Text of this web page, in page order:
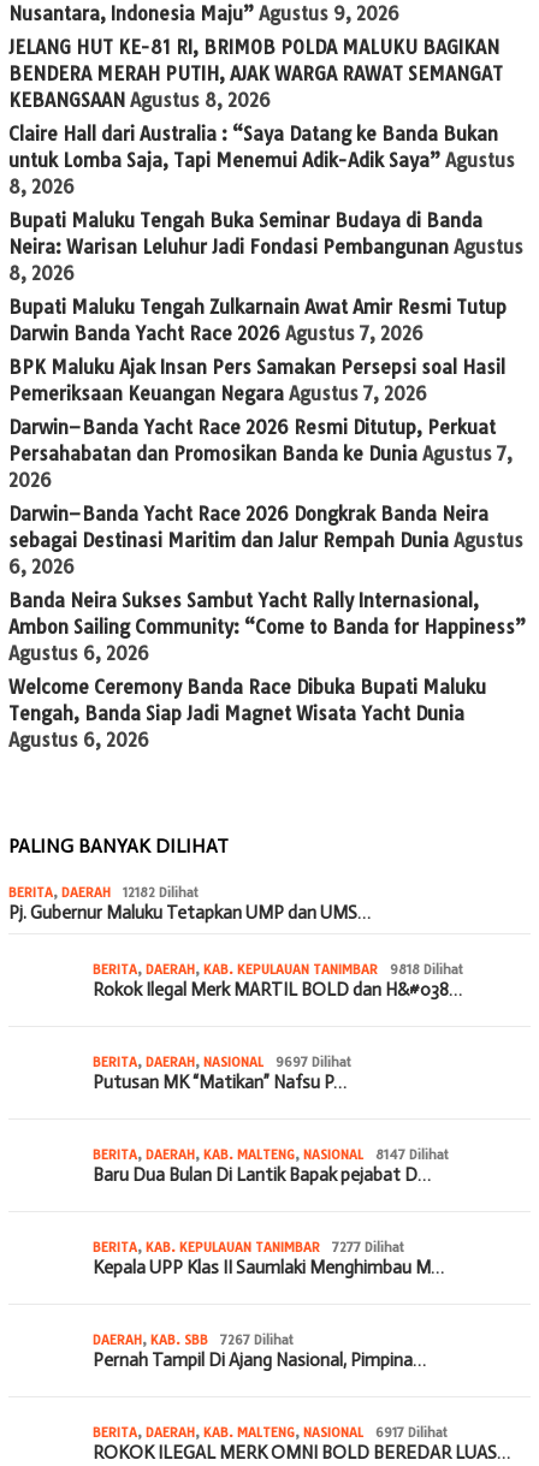
Nusantara, Indonesia Maju” Agustus 9, 2026
JELANG HUT KE-81 RI, BRIMOB POLDA MALUKU BAGIKAN
BENDERA MERAH PUTIH, AJAK WARGA RAWAT SEMANGAT
KEBANGSAAN Agustus 8, 2026
Claire Hall dari Australia : “Saya Datang ke Banda Bukan
untuk Lomba Saja, Tapi Menemui Adik-Adik Saya” Agustus
8, 2026
Bupati Maluku Tengah Buka Seminar Budaya di Banda
Neira: Warisan Leluhur Jadi Fondasi Pembangunan Agustus
8, 2026
Bupati Maluku Tengah Zulkarnain Awat Amir Resmi Tutup
Darwin Banda Yacht Race 2026 Agustus 7, 2026
BPK Maluku Ajak Insan Pers Samakan Persepsi soal Hasil
Pemeriksaan Keuangan Negara Agustus 7, 2026
Darwin–Banda Yacht Race 2026 Resmi Ditutup, Perkuat
Persahabatan dan Promosikan Banda ke Dunia Agustus 7,
2026
Darwin–Banda Yacht Race 2026 Dongkrak Banda Neira
sebagai Destinasi Maritim dan Jalur Rempah Dunia Agustus
6, 2026
Banda Neira Sukses Sambut Yacht Rally Internasional,
Ambon Sailing Community: “Come to Banda for Happiness”
Agustus 6, 2026
Welcome Ceremony Banda Race Dibuka Bupati Maluku
Tengah, Banda Siap Jadi Magnet Wisata Yacht Dunia
Agustus 6, 2026
PALING BANYAK DILIHAT
BERITA, DAERAH 12182 Dilihat
Pj. Gubernur Maluku Tetapkan UMP dan UMS…
BERITA, DAERAH, KAB. KEPULAUAN TANIMBAR 9818 Dilihat
Rokok Ilegal Merk MARTIL BOLD dan H&#038…
BERITA, DAERAH, NASIONAL 9697 Dilihat
Putusan MK “Matikan” Nafsu P…
BERITA, DAERAH, KAB. MALTENG, NASIONAL 8147 Dilihat
Baru Dua Bulan Di Lantik Bapak pejabat D…
BERITA, KAB. KEPULAUAN TANIMBAR 7277 Dilihat
Kepala UPP Klas II Saumlaki Menghimbau M…
DAERAH, KAB. SBB 7267 Dilihat
Pernah Tampil Di Ajang Nasional, Pimpina…
BERITA, DAERAH, KAB. MALTENG, NASIONAL 6917 Dilihat
ROKOK ILEGAL MERK OMNI BOLD BEREDAR LUAS…